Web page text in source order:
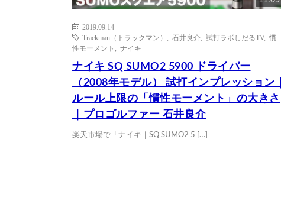
2019.09.14
Trackman（トラックマン）
石井良介 試打ラボしだるTV, 慣
性モーメント
ナイキ
ナイキ SQ SUMO2 5900 ドライバー
（2008年モデル） 試打インプレッション｜
ルール上限の「慣性モーメント」の大きさ
｜プロゴルファー 石井良介
楽天市場で「ナイキ｜SQ SUMO2 5 […]